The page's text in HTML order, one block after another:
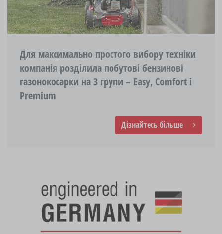
Для максимально простого вибору техніки
компанія розділила побутові бензинові
газонокосарки на 3 групи – Easy, Comfort і
Premium
Дізнайтесь більше